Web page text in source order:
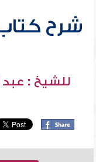
شرح كتاب
للشيخ : عبد